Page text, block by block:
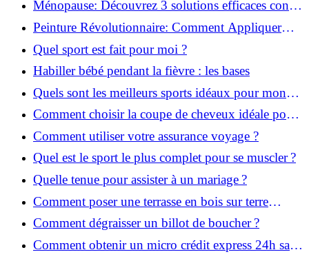
Ménopause: Découvrez 3 solutions efficaces contre
les bouffées de chaleur!
Peinture Révolutionnaire: Comment Appliquer
Deux Couleurs Sur Une Porte!
Quel sport est fait pour moi ?
Habiller bébé pendant la fièvre : les bases
Quels sont les meilleurs sports idéaux pour mon
enfant ?
Comment choisir la coupe de cheveux idéale pour
votre visage ?
Comment utiliser votre assurance voyage ?
Quel est le sport le plus complet pour se muscler ?
Quelle tenue pour assister à un mariage ?
Comment poser une terrasse en bois sur terre
battue ?
Comment dégraisser un billot de boucher ?
Comment obtenir un micro crédit express 24h sans